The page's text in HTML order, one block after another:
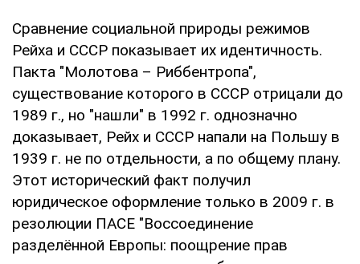
Сравнение социальной природы режимов
Рейха и СССР показывает их идентичность.
Пакта "Молотова – Риббентропа",
существование которого в СССР отрицали до
1989 г., но "нашли" в 1992 г. однозначно
доказывает, Рейх и СССР напали на Польшу в
1939 г. не по отдельности, а по общему плану.
Этот исторический факт получил
юридическое оформление только в 2009 г. в
резолюции ПАСЕ "Воссоединение
разделённой Европы: поощрение прав